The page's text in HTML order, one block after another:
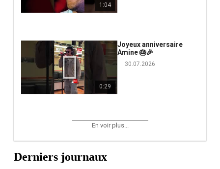
1:04
0:29
Joyeux anniversaire
Amine 🎂🎉
30.07.2026
En voir plus...
Derniers journaux